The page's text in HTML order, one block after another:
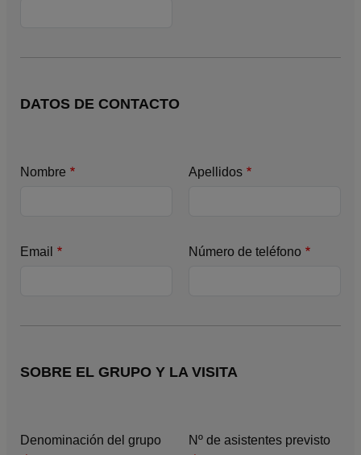
DATOS DE CONTACTO
Nombre Apellidos
Email Número de teléfono
SOBRE EL GRUPO Y LA VISITA
Denominación del grupo Nº de asistentes previsto